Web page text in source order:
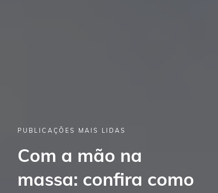
PUBLICAÇÕES MAIS LIDAS
Com a mão na
massa: confira como
PUBLICAÇÕES MAIS LIDAS
6 projetos
arquitetônicos de